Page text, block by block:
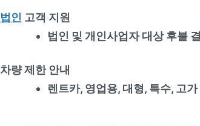
법인 고객 지원
법인 및 개인사업자 대상 후불
차량 제한 안내
렌트카, 영업용, 대형, 특수, 고